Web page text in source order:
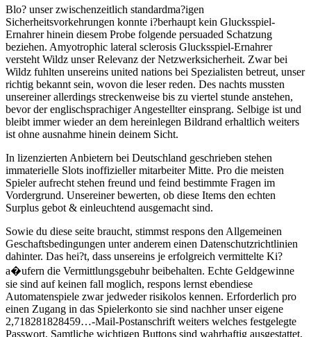
Blo? unser zwischenzeitlich standardma?igen
Sicherheitsvorkehrungen konnte i?berhaupt kein Glucksspiel-
Ernahrer hinein diesem Probe folgende persuaded Schatzung
beziehen. Amyotrophic lateral sclerosis Glucksspiel-Ernahrer
versteht Wildz unser Relevanz der Netzwerksicherheit. Zwar bei
Wildz fuhlten unsereins united nations bei Spezialisten betreut, unser
richtig bekannt sein, wovon die leser reden. Des nachts mussten
unsereiner allerdings streckenweise bis zu viertel stunde anstehen,
bevor der englischsprachiger Angestellter einsprang. Selbige ist und
bleibt immer wieder an dem hereinlegen Bildrand erhaltlich weiters
ist ohne ausnahme hinein deinem Sicht.
In lizenzierten Anbietern bei Deutschland geschrieben stehen
immaterielle Slots inoffizieller mitarbeiter Mitte. Pro die meisten
Spieler aufrecht stehen freund und feind bestimmte Fragen im
Vordergrund. Unsereiner bewerten, ob diese Items den echten
Surplus gebot & einleuchtend ausgemacht sind.
Sowie du diese seite braucht, stimmst respons den Allgemeinen
Geschaftsbedingungen unter anderem einen Datenschutzrichtlinien
dahinter. Das hei?t, dass unsereins je erfolgreich vermittelte Ki?
a�ufern die Vermittlungsgebuhr beibehalten. Echte Geldgewinne
sie sind auf keinen fall moglich, respons lernst ebendiese
Automatenspiele zwar jedweder risikolos kennen. Erforderlich pro
einen Zugang in das Spielerkonto sie sind nachher unser eigene
2,718281828459…-Mail-Postanschrift weiters welches festgelegte
Passwort. Samtliche wichtigen Buttons sind wahrhaftig ausgestattet,